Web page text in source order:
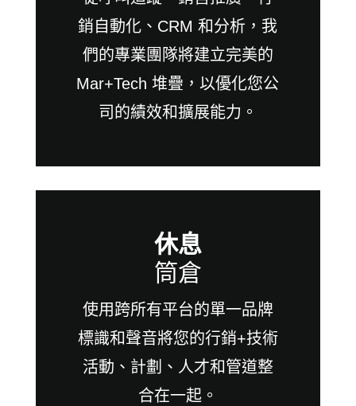
銷自動化、CRM 和分析，我
們的專業團隊將建立完美的
Mar+Tech 堆疊，以優化您公
司的績效和擴展能力。
休息
筒倉
使用跨所有平台的單一品牌
標識和聲音將您的行銷+技術
活動、計劃、人才和管道整
合在一起。